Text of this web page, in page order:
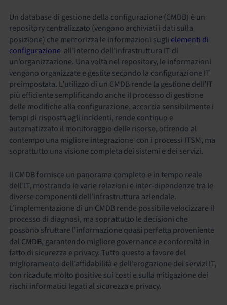
Un database di gestione della configurazione (CMDB) è un
repository centralizzato (vengono archiviati i dati sulla
posizione) che memorizza le informazioni sugli elementi di
configurazione all’interno dell’infrastruttura IT di
un’organizzazione. Una volta nel repository, le informazioni
vengono organizzate e gestite secondo la configurazione IT
preimpostata. L’utilizzo di un CMDB rende la gestione dell’IT
più efficiente semplificando anche il processo di gestione
delle modifiche alla configurazione, accorcia sensibilmente i
tempi di risposta agli incidenti, rende continuo e
automatizzato il monitoraggio delle risorse, offrendo al
contempo una migliore integrazione con i processi ITSM, ma
soprattutto una visione completa dei sistemi e dei servizi.
Il CMDB fornisce un panorama completo e in tempo reale
dell’IT, mostrando le varie relazioni e inter-dipendenze tra le
diverse componenti dell’infrastruttura aziendale.
L’implementazione di un CMDB rende possibile velocizzare il
processo di diagnosi, ma soprattutto le decisioni che
possono sfruttare l’informazione quasi perfetta proveniente
dal CMDB, garantendo migliore governance e conformità in
fatto di sicurezza e privacy. Tutto questo a favore del
miglioramento dell’affidabilità e dell’erogazione dei servizi IT,
con ricadute molto positive sui costi e sulla mitigazione dei
rischi informatici legati al sicurezza e privacy.